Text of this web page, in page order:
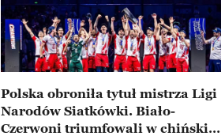
Polska obroniła tytuł mistrza Ligi
Narodów Siatkówki. Biało-
Czerwoni triumfowali w chińskim